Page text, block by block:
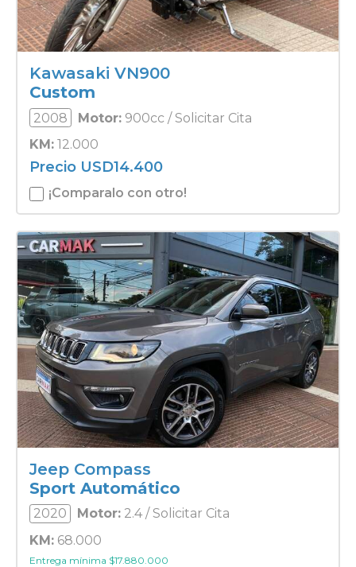
Kawasaki VN900
Custom
2008 Motor: 900cc / Solicitar Cita
KM: 12.000
Precio USD14.400
¡Comparalo con otro!
Jeep Compass
Sport Automático
2020 Motor: 2.4 / Solicitar Cita
KM: 68.000
Entrega mínima $17.880.000